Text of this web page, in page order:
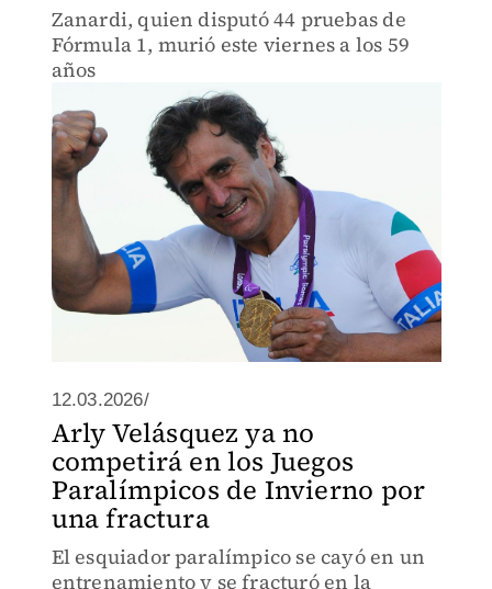
Zanardi, quien disputó 44 pruebas de
Fórmula 1, murió este viernes a los 59
años
12.03.2026/
Arly Velásquez ya no
competirá en los Juegos
Paralímpicos de Invierno por
una fractura
El esquiador paralímpico se cayó en un
entrenamiento y se fracturó en la